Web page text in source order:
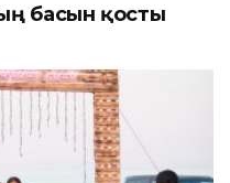
басын қосты